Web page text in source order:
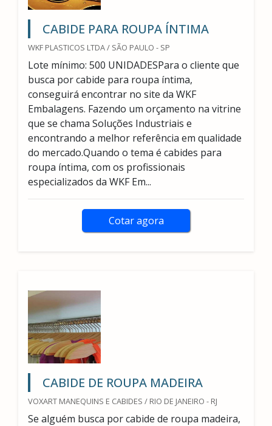
CABIDE PARA ROUPA ÍNTIMA
WKF PLASTICOS LTDA / SÃO PAULO - SP
Lote mínimo: 500 UNIDADESPara o cliente que
busca por cabide para roupa íntima,
conseguirá encontrar no site da WKF
Embalagens. Fazendo um orçamento na vitrine
que se chama Soluções Industriais e
encontrando a melhor referência em qualidade
do mercado.Quando o tema é cabides para
roupa íntima, com os profissionais
especializados da WKF Em...
Cotar agora
CABIDE DE ROUPA MADEIRA
VOXART MANEQUINS E CABIDES / RIO DE JANEIRO - RJ
Se alguém busca por cabide de roupa madeira,